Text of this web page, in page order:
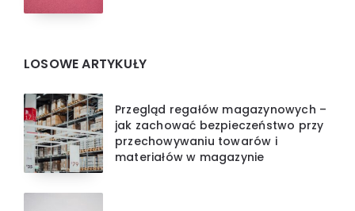
LOSOWE ARTYKUŁY
Przegląd regałów magazynowych –
jak zachować bezpieczeństwo przy
przechowywaniu towarów i
materiałów w magazynie